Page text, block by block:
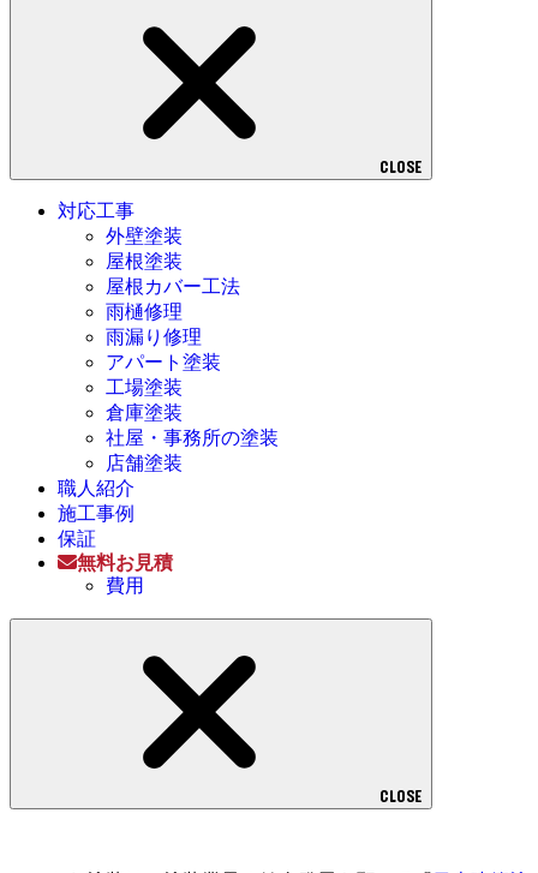
CLOSE
対応工事
外壁塗装
屋根塗装
屋根カバー工法
雨樋修理
雨漏り修理
アパート塗装
工場塗装
倉庫塗装
社屋・事務所の塗装
店舗塗装
職人紹介
施工事例
保証
無料お見積
費用
CLOSE